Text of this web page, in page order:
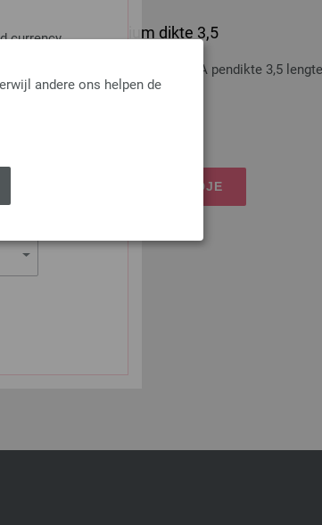
currency.
andere ons helpen de
Softgrip/Alumnium dikte 3,5
softgrip/aluminium LANA GROSSA pendikte 3,5
IN MIJN WINKELMANDJE